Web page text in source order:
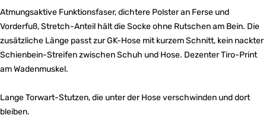
Atmungsaktive Funktionsfaser, dichtere Polster an Ferse und
Vorderfuß, Stretch-Anteil hält die Socke ohne Rutschen am Bein. Die
zusätzliche Länge passt zur GK-Hose mit kurzem Schnitt, kein nackter
Schienbein-Streifen zwischen Schuh und Hose. Dezenter Tiro-Print
am Wadenmuskel.
Lange Torwart-Stutzen, die unter der Hose verschwinden und dort
bleiben.